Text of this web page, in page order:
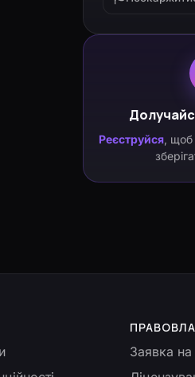
Реєструйся, щоб
Заявка